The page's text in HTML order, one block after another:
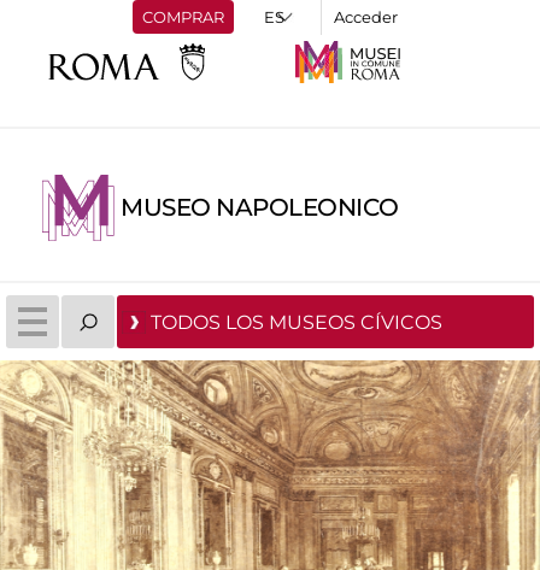
COMPRAR Acceder
MUSEO NAPOLEONICO
TODOS LOS MUSEOS CÍVICOS